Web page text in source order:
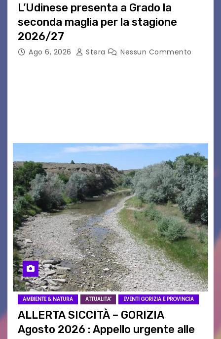
L’Udinese presenta a Grado la
seconda maglia per la stagione
2026/27
Ago 6, 2026 Stera Nessun Commento
AMBIENTE & NATURA ATTUALITA' EVENTI GORIZIA E PROVINCIA
ALLERTA SICCITÀ – GORIZIA
Agosto 2026 : Appello urgente alle